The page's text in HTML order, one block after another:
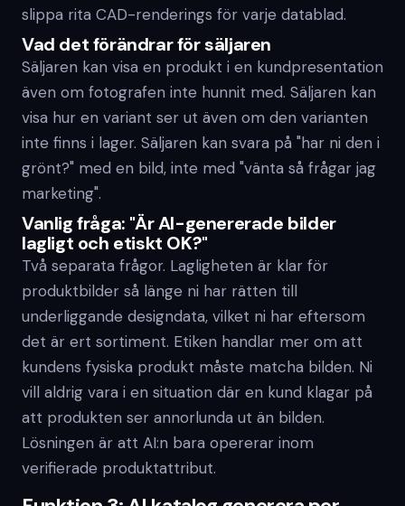
slippa rita CAD-renderings för varje datablad.
Vad det förändrar för säljaren
Säljaren kan visa en produkt i en kundpresentation
även om fotografen inte hunnit med. Säljaren kan
visa hur en variant ser ut även om den varianten
inte finns i lager. Säljaren kan svara på "har ni den i
grönt?" med en bild, inte med "vänta så frågar jag
marketing".
Vanlig fråga: "Är AI-genererade bilder
lagligt och etiskt OK?"
Två separata frågor. Lagligheten är klar för
produktbilder så länge ni har rätten till
underliggande designdata, vilket ni har eftersom
det är ert sortiment. Etiken handlar mer om att
kundens fysiska produkt måste matcha bilden. Ni
vill aldrig vara i en situation där en kund klagar på
att produkten ser annorlunda ut än bilden.
Lösningen är att AI:n bara opererar inom
verifierade produktattribut.